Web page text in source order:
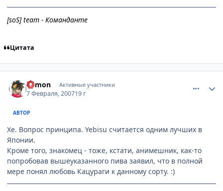
[soS] team - Команданте
Цитата
Edmon Активные участники
7 Февраля, 200719 г
АВТОР
Хе. Вопрос принципа. Yebisu считается одним лучших в
Японии.
Кроме того, знакомец - тоже, кстати, анимешник, как-то
попробовав вышеуказанного пива заявил, что в полной
мере понял любовь Кацураги к данному сорту. :)